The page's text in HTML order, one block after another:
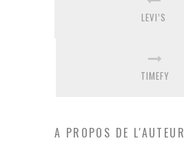
LEVI’S
TIMEFY
A PROPOS DE L'AUTEUR